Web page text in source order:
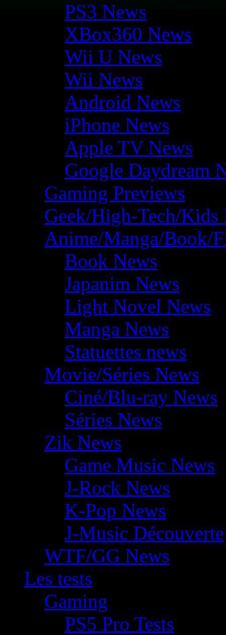
PS3 News
XBox360 News
Wii U News
Wii News
Android News
iPhone News
Apple TV News
Google Daydream
Gaming Previews
Geek/High-Tech/Kids
Anime/Manga/Book/
Book News
Japanim News
Light Novel News
Manga News
Statuettes news
Movie/Séries News
Ciné/Blu-ray News
Séries News
Zik News
Game Music News
J-Rock News
K-Pop News
J-Music Découverte
WTF/GG News
Les tests
Gaming
PS5 Pro Tests